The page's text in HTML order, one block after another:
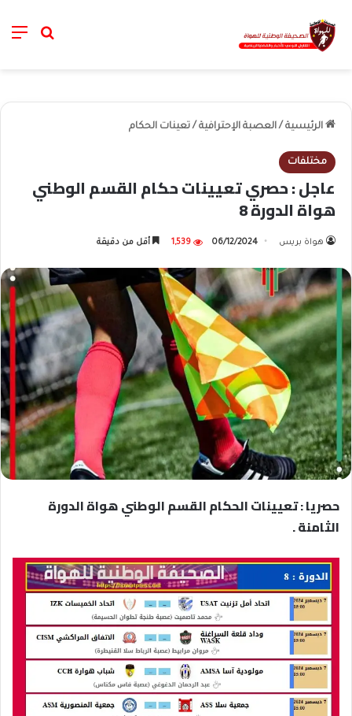
خانة
الرئيسية / العصبة الإحترافية / تعينات الحكام
مختلفات
عاجل : حصري تعيينات حكام القسم الوطني
هواة الدورة 8
هواة بريس 06/12/2024
1,539 أقل من دقيقة
حصريا : تعيينات الحكام القسم الوطني هواة الدورة
الثامنة .